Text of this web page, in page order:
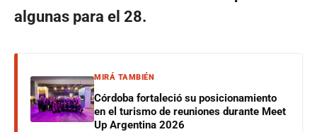
algunas para el 28.
MIRÁ TAMBIÉN
Córdoba fortaleció su posicionamiento
en el turismo de reuniones durante Meet
Up Argentina 2026